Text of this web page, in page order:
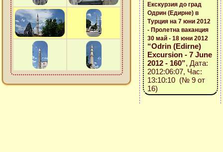
Екскурзия до град
Одрин (Едирне) в
Турция на 7 юни 2012
- Пролетна ваканция
30 май - 18 юни 2012
“Odrin (Edirne)
Excursion - 7 June
2012 - 160”, Дата:
2012:06:07, Час:
13:10:10 (№ 9 от
16)